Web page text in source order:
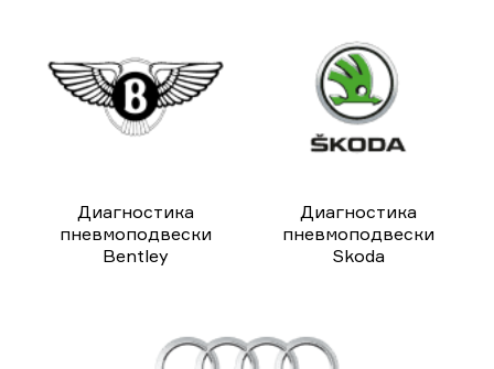
Диагностика
пневмоподвески
Bentley
Диагностика
пневмоподвески
Skoda